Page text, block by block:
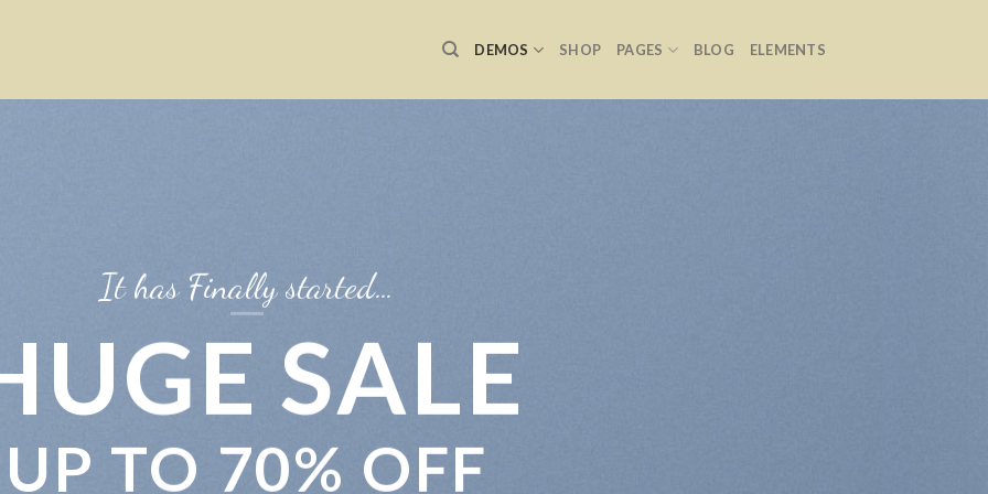
DEMOS SHOP PAGES BLOG ELEMENTS
It has Finally started…
SALE
UP TO 70% OFF